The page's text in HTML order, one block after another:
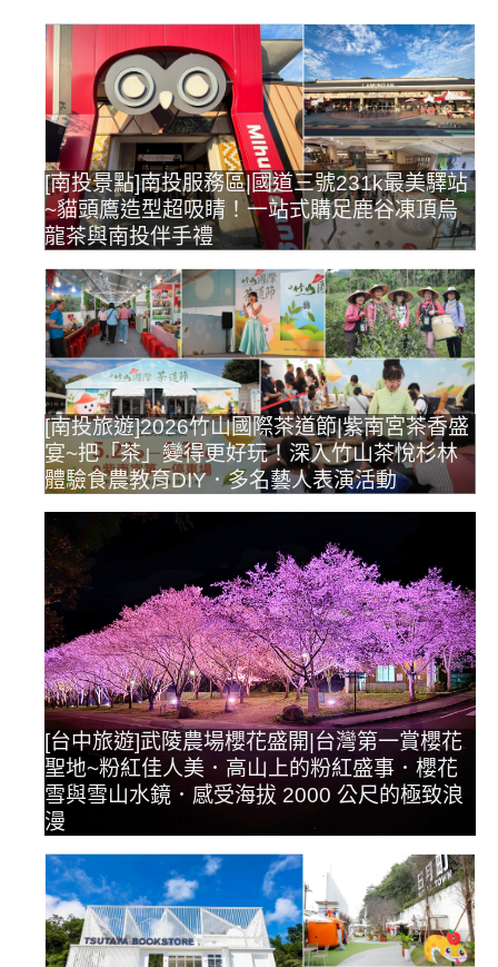
[南投景點]南投服務區|國道三號231k最美驛站
~貓頭鷹造型超吸睛！一站式購足鹿谷凍頂烏
龍茶與南投伴手禮
[南投旅遊]2026竹山國際茶道節|紫南宮茶香盛
宴~把「茶」變得更好玩！深入竹山茶悅杉林
體驗食農教育DIY．多名藝人表演活動
[台中旅遊]武陵農場櫻花盛開|台灣第一賞櫻花
聖地~粉紅佳人美．高山上的粉紅盛事．櫻花
雪與雪山水鏡．感受海拔 2000 公尺的極致浪
漫